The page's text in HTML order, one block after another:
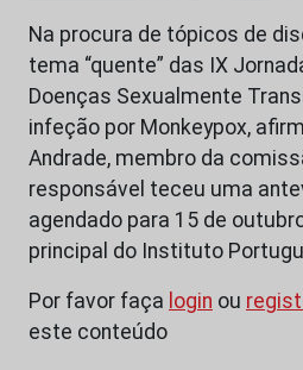
Na procura de tópicos de
tema “quente” das IX
Doenças Sexualmente
infeção por Monkeypox,
Andrade, membro da
responsável teceu uma
agendado para 15 de
principal do Instituto
Por favor faça login ou
este conteúdo